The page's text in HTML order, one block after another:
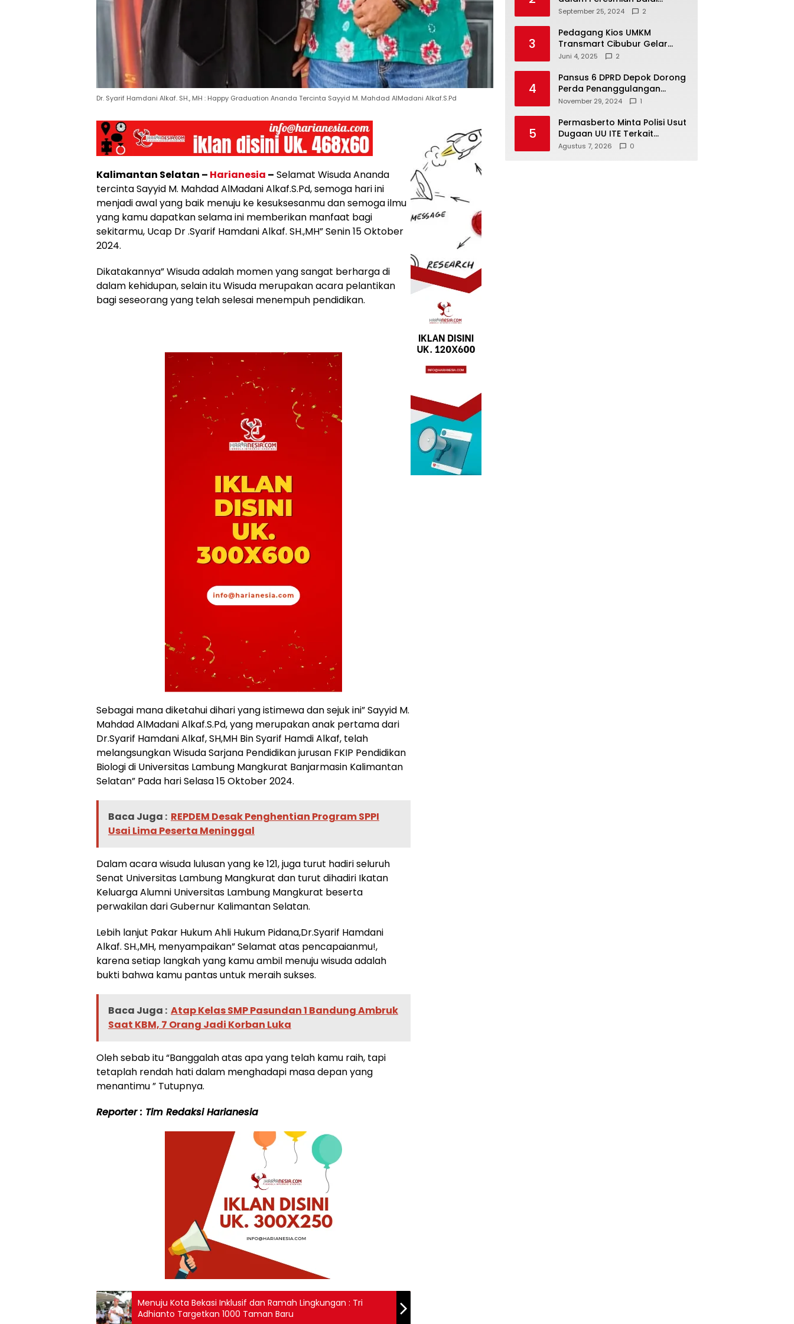
Dr. Syarif Hamdani Alkaf. SH., MH : Happy Graduation Ananda Tercinta Sayyid M. Mahdad AlMadani Alkaf.S.Pd
Kalimantan Selatan – Harianesia – Selamat Wisuda Ananda
tercinta Sayyid M. Mahdad AlMadani Alkaf.S.Pd, semoga hari ini
menjadi awal yang baik menuju ke kesuksesanmu dan semoga ilmu
yang kamu dapatkan selama ini memberikan manfaat bagi
sekitarmu, Ucap Dr .Syarif Hamdani Alkaf. SH.,MH” Senin 15 Oktober
2024.
Dikatakannya” Wisuda adalah momen yang sangat berharga di
dalam kehidupan, selain itu Wisuda merupakan acara pelantikan
bagi seseorang yang telah selesai menempuh pendidikan.
Sebagai mana diketahui dihari yang istimewa dan sejuk ini” Sayyid M.
Mahdad AlMadani Alkaf.S.Pd, yang merupakan anak pertama dari
Dr.Syarif Hamdani Alkaf, SH,MH Bin Syarif Hamdi Alkaf, telah
melangsungkan Wisuda Sarjana Pendidikan jurusan FKIP Pendidikan
Biologi di Universitas Lambung Mangkurat Banjarmasin Kalimantan
Selatan” Pada hari Selasa 15 Oktober 2024.
Baca Juga : REPDEM Desak Penghentian Program SPPI
Usai Lima Peserta Meninggal
Dalam acara wisuda lulusan yang ke 121, juga turut hadiri seluruh
Senat Universitas Lambung Mangkurat dan turut dihadiri Ikatan
Keluarga Alumni Universitas Lambung Mangkurat beserta
perwakilan dari Gubernur Kalimantan Selatan.
Lebih lanjut Pakar Hukum Ahli Hukum Pidana,Dr.Syarif Hamdani
Alkaf. SH.,MH, menyampaikan” Selamat atas pencapaianmu!,
karena setiap langkah yang kamu ambil menuju wisuda adalah
bukti bahwa kamu pantas untuk meraih sukses.
Baca Juga : Atap Kelas SMP Pasundan 1 Bandung Ambruk
Saat KBM, 7 Orang Jadi Korban Luka
Oleh sebab itu “Banggalah atas apa yang telah kamu raih, tapi
tetaplah rendah hati dalam menghadapi masa depan yang
menantimu ” Tutupnya.
Reporter : Tim Redaksi Harianesia
Menuju Kota Bekasi Inklusif dan Ramah Lingkungan : Tri
Adhianto Targetkan 1000 Taman Baru
Warga di Sukamaju : Wadah
Aspirasi Masyarakat
September 25, 2024 2
3
Pedagang Kios UMKM
Transmart Cibubur Gelar
Family Gathering di Cisarua,
Kekompakan
Juni 4, 2025 2
4
Pansus 6 DPRD Depok Dorong
Perda Penanggulangan
Kebakaran untuk
November 29, 2024 1
5
Permasberto Minta Polisi Usut
Dugaan UU ITE Terkait
Polemik Wali Murid SDN Yudha
Agustus 7, 2026 0